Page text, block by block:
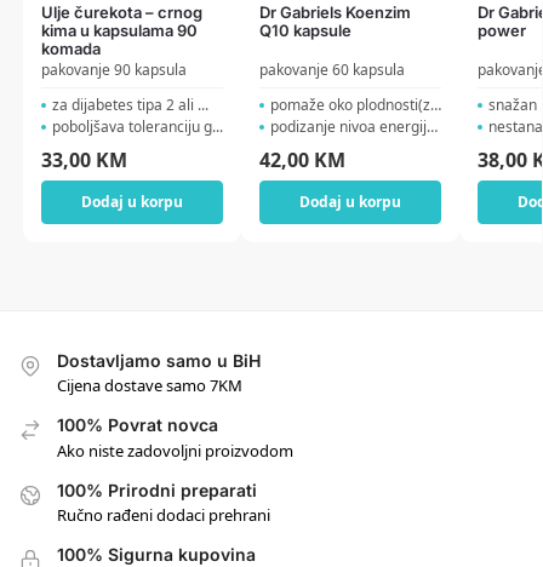
Ulje čurekota – crnog
kima u kapsulama 90
komada
pakovanje 90 kapsula
za dijabetes tipa 2 ali ...
poboljšava toleranciju g...
33,00 KM
Dodaj u korpu
Dr Gabriels Koenzim
Q10 kapsule
pakovanje 60 kapsula
pomaže oko plodnosti(za ...
podizanje nivoa energije ...
42,00 KM
Dodaj u korpu
Dr
power
snažan
38,00
Dostavljamo samo u BiH
Cijena dostave samo 7KM
100% Povrat novca
Ako niste zadovoljni proizvodom
100% Prirodni preparati
Ručno rađeni dodaci prehrani
100% Sigurna kupovina